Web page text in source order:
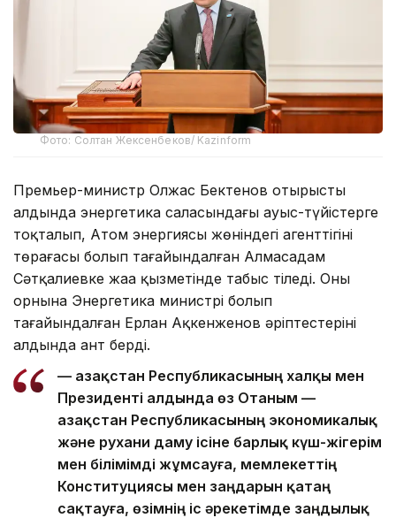
Фото: Солтан Жексенбеков/ Kazinform
Премьер-министр Олжас Бектенов отырыстың
алдында энергетика саласындағы ауыс-түйістерге
тоқталып, Атом энергиясы жөніндегі агенттігінің
төрағасы болып тағайындалған Алмасадам
Сәтқалиевке жаңа қызметінде табыс тіледі. Оның
орнына Энергетика министрі болып
тағайындалған Ерлан Ақкенженов әріптестерінің
алдында ант берді.
— Қазақстан Республикасының халқы мен
Президенті алдында өз Отаным —
Қазақстан Республикасының экономикалық
және рухани даму ісіне барлық күш-жігерім
мен білімімді жұмсауға, мемлекеттің
Конституциясы мен заңдарын қатаң
сақтауға, өзімнің іс әрекетімде заңдылық